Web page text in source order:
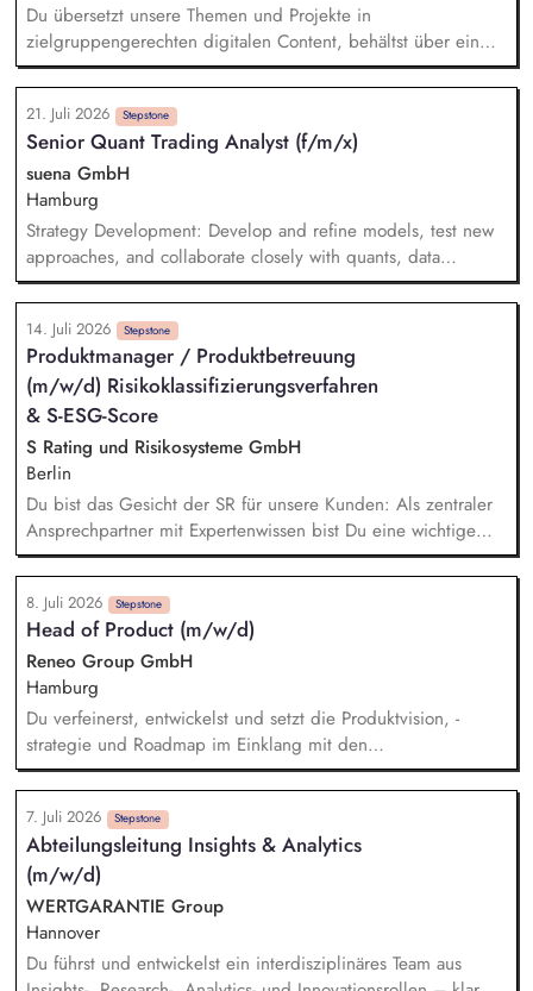
Du übersetzt unsere Themen und Projekte in
zielgruppengerechten digitalen Content, behältst über ein
systematisches Performance-Tracking den Erfolg unserer
Seiten und Mailings im Blick und berätst das Team als
strategische*r Sparringspartner*in für digitale Trends,
Plattformfragen und den Einsatz von KI. Du übernimmst die
technische und operative Betreuung unserer gesamten
Webseiten-Landschaft und verantwortest die strategische
Weiterentwicklung von HubSpot.
21. Juli 2026 Stepstone
Senior Quant Trading Analyst (f/m/x)
suena GmbH
Hamburg
Strategy Development: Develop and refine models, test new
approaches, and collaborate closely with quants, data
scientists, and developers. Risk Management: Spot risks early,
think in scenarios, and ensure we're prepared for anything.
Quantitative Analysis: Use Python and other tools to analyze
and optimize trading operations, and develop new strategies.
Live Trading: Monitor markets, prices, and live trading
results; react quickly to anomalies; improve our automated
processes.
14. Juli 2026 Stepstone
Produktmanager / Produktbetreuung
(m/w/d) Risikoklassifizierungsverfahren
& S-ESG-Score
S Rating und Risikosysteme GmbH
Berlin
Du bist das Gesicht der SR für unsere Kunden: Als zentraler
Ansprechpartner mit Expertenwissen bist Du eine wichtige
Anlaufstelle für den S-ESG-Score und unsere etablierten
Risikoklassifizierungsverfahren. Du leistest wichtige
Übersetzungsarbeit: Durch die Erstellung von
praxistauglichen Schulungs- und Kommunikationsunterlagen
(Leitfäden, FAQ-Listen, Validierungskommunikationen etc.)
unterstützt Du die Sparkassen bei der Umsetzung
bestmöglich. Du beantwortest Supportanfragen und betreust
unsere Kunden und Gremien. Du entwickelst die
Kommunikationskanäle weiter und siehst KI als Chance.
8. Juli 2026 Stepstone
Head of Product (m/w/d)
Reneo Group GmbH
Hamburg
Du verfeinerst, entwickelst und setzt die Produktvision, -
strategie und Roadmap im Einklang mit den
Unternehmenszielen um. Du stellst sicher, dass Klima- und
Nachhaltigkeitsanforderungen – von regulatorischen
Vorgaben bis hin zu Kundenbedürfnissen – verständlich in
die Produktentwicklung einfließen. Du identifizierst neue
Marktchancen und Geschäftsmodelle in PropTech, ClimateTech
und Immobilieninvestitionen. Du steuerst den
Produktlebenszyklus und evaluierst neue Technologien (z. B.
AI/ML, Datenanalyse) zur Sicherstellung der
Plattformskalierbarkeit.
7. Juli 2026 Stepstone
Abteilungsleitung Insights & Analytics
(m/w/d)
WERTGARANTIE Group
Hannover
Du führst und entwickelst ein interdisziplinäres Team aus